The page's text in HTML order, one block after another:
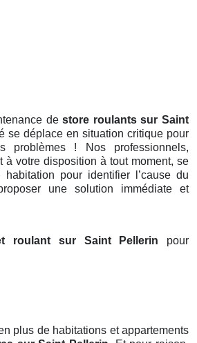
destore roulants sur Saint
se déplace en situation critique pour
problèmes ! Nos professionnels,
à votre disposition à tout moment, se
habitation pour identifier l’cause du
une solution immédiate et
roulant sur Saint Pellerin pour
plus de habitations et appartements